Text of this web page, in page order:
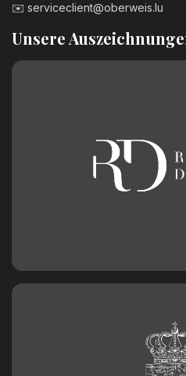
✉️ serviceclient@oberweis.lu
Unsere